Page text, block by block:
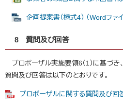
企画提案書（様式4） （Wordファイ
8 質問及び回答
プロポーザル実施要領6（1）に基づき
質問及び回答は以下のとおりです。
プロポーザルに関する質問及び回